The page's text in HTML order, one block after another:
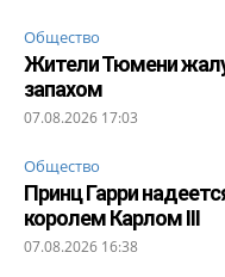
Общество
Жители Тюмени
запахом
07.08.2026 17:03
Общество
Принц Гарри
королем Карлом III
07.08.2026 16:38